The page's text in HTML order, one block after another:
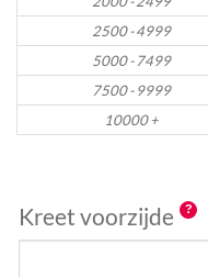
2500 - 4999
5000 - 7499
7500 - 9999
10000 +
Kreet voorzijde